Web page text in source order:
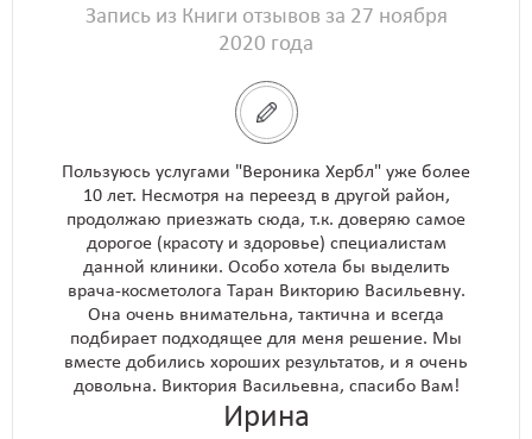
Запись из Книги отзывов за 27 ноября
2020 года
Пользуюсь услугами "Вероника Хербл" уже более
10 лет. Несмотря на переезд в другой район,
продолжаю приезжать сюда, т.к. доверяю самое
дорогое (красоту и здоровье) специалистам
данной клиники. Особо хотела бы выделить
врача-косметолога Таран Викторию Васильевну.
Она очень внимательна, тактична и всегда
подбирает подходящее для меня решение. Мы
вместе добились хороших результатов, и я очень
довольна. Виктория Васильевна, спасибо Вам!
Ирина